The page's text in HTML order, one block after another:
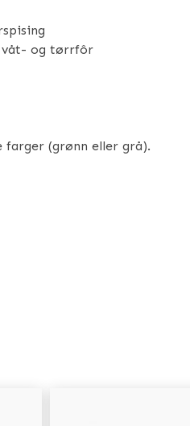
våt- og tørrfôr
farger (grønn eller grå).